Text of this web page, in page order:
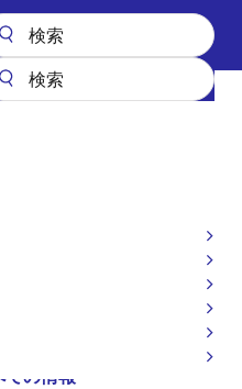
とマイクロプロセッサ
ータ（新規採用非推
6N4）データシート
の情報